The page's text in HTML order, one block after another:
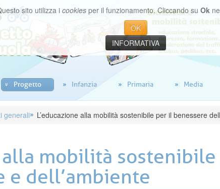
sito utilizza i cookiesper il funzionamento. Cliccando su Okne
OK
INFORMATIVA
Progetto Infanzia Primaria Media
generali L’educazione alla mobilità sostenibile per il benessere
alla mobilità
e dell’ambiente